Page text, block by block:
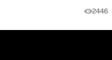
2446